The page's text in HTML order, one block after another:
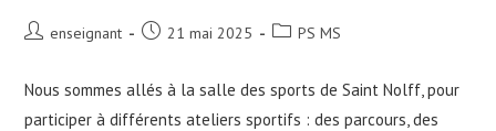
Postenseignant
Post21 mai 2025
PostPS MS
Nous sommes allés à la salle des sports de Saint Nolff, pour
participer à différents ateliers sportifs : des parcours, des